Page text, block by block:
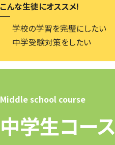
こんな生徒にオススメ!
学校の学習を完璧にしたい
中学受験対策をしたい
Middle school course
中学生コース